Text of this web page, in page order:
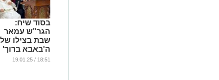
בסוד שיח:
הגר"ש עמאר
שבת בצילו של
ה'באבא ברוך'
...
18:51 / 19.01.25